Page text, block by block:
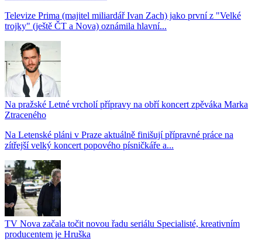
Televize Prima (majitel miliardář Ivan Zach) jako první z "Velké
trojky" (ještě ČT a Nova) oznámila hlavní...
Na pražské Letné vrcholí přípravy na obří koncert zpěváka Marka
Ztraceného
Na Letenské pláni v Praze aktuálně finišují přípravné práce na
zítřejší velký koncert popového písničkáře a...
TV Nova začala točit novou řadu seriálu Specialisté, kreativním
producentem je Hruška